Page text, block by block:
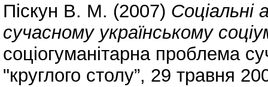
Піскун В. М. (2007)
сучасному українському
соціогуманітарна проблема
"круглого столу”, 29 травня